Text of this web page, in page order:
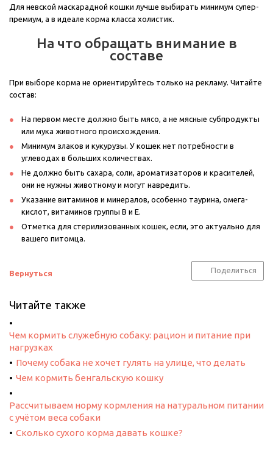
Для невской маскарадной кошки лучше выбирать минимум супер-
премиум, а в идеале корма класса холистик.
На что обращать внимание в
составе
При выборе корма не ориентируйтесь только на рекламу. Читайте
состав:
На первом месте должно быть мясо, а не мясные субпродукты
или мука животного происхождения.
Минимум злаков и кукурузы. У кошек нет потребности в
углеводах в больших количествах.
Не должно быть сахара, соли, ароматизаторов и красителей,
они не нужны животному и могут навредить.
Указание витаминов и минералов, особенно таурина, омега-
кислот, витаминов группы B и E.
Отметка для стерилизованных кошек, если, это актуально для
вашего питомца.
Вернуться Поделиться
Читайте также
Чем кормить служебную собаку: рацион и питание при
нагрузках
Почему собака не хочет гулять на улице, что делать
Чем кормить бенгальскую кошку
Рассчитываем норму кормления на натуральном питании
с учётом веса собаки
Сколько сухого корма давать кошке?